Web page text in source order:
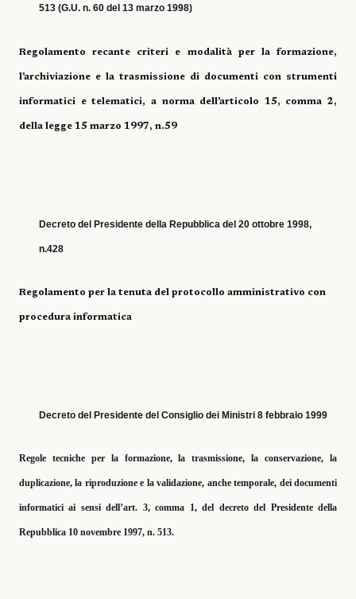
513 (G.U. n. 60 del 13 marzo 1998)
Regolamento recante criteri e modalità per la formazione,
l’archiviazione e la trasmissione di documenti con strumenti
informatici e telematici, a norma dell’articolo 15, comma 2,
della legge 15 marzo 1997, n.59
Decreto del Presidente della Repubblica del 20 ottobre 1998,
n.428
Regolamento per la tenuta del protocollo amministrativo con
procedura informatica
Decreto del Presidente del Consiglio dei Ministri 8 febbraio 1999
Regole tecniche per la formazione, la trasmissione, la conservazione, la
duplicazione, la riproduzione e la validazione, anche temporale, dei documenti
informatici ai sensi dell’art. 3, comma 1, del decreto del Presidente della
Repubblica 10 novembre 1997, n. 513.